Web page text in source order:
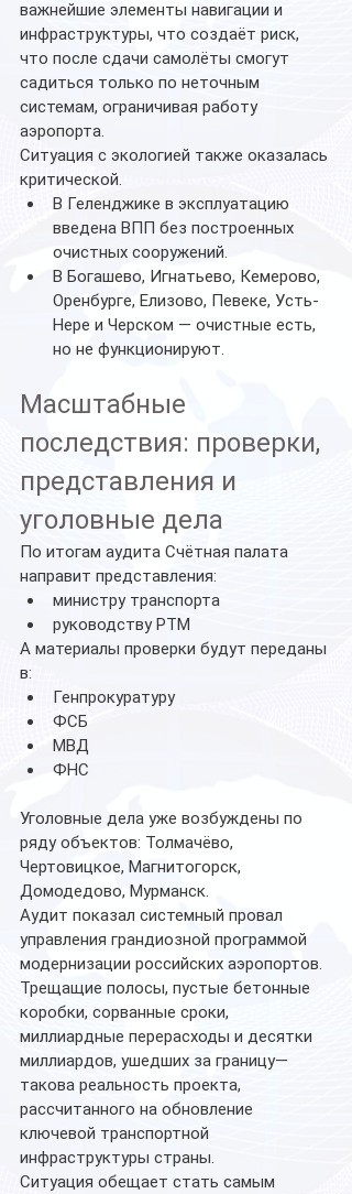
важнейшие элементы навигации и
инфраструктуры, что создаёт риск,
что после сдачи самолёты смогут
садиться только по неточным
системам, ограничивая работу
аэропорта.
Ситуация с экологией также оказалась
критической.
В Геленджике в эксплуатацию
введена ВПП без построенных
очистных сооружений.
В Богашево, Игнатьево, Кемерово,
Оренбурге, Елизово, Певеке, Усть-
Нере и Черском — очистные есть,
но не функционируют.
Масштабные
последствия: проверки,
представления и
уголовные дела
По итогам аудита Счётная палата
направит представления:
министру транспорта
руководству РТМ
А материалы проверки будут переданы
в:
Генпрокуратуру
ФСБ
МВД
ФНС
Уголовные дела уже возбуждены по
ряду объектов: Толмачёво,
Чертовицкое, Магнитогорск,
Домодедово, Мурманск.
Аудит показал системный провал
управления грандиозной программой
модернизации российских аэропортов.
Трещащие полосы, пустые бетонные
коробки, сорванные сроки,
миллиардные перерасходы и десятки
миллиардов, ушедших за границу—
такова реальность проекта,
рассчитанного на обновление
ключевой транспортной
инфраструктуры страны.
Ситуация обещает стать самым